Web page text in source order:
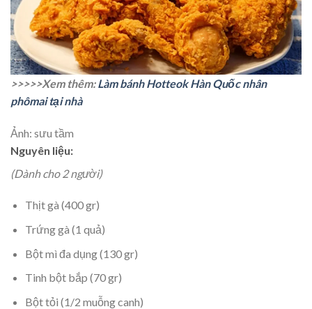
>>>>>Xem thêm:Làm bánh Hotteok Hàn Quốc nhân
phômai tại nhà
Ảnh: sưu tầm
Nguyên liệu:
(Dành cho 2 người)
Thịt gà (400 gr)
Trứng gà (1 quả)
Bột mì đa dụng (130 gr)
Tinh bột bắp (70 gr)
Bột tỏi (1/2 muỗng canh)